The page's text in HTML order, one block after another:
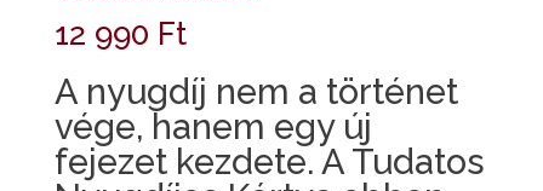
12 990 Ft
A nyugdíj nem a történet
vége, hanem egy új
fejezet kezdete. A Tudatos